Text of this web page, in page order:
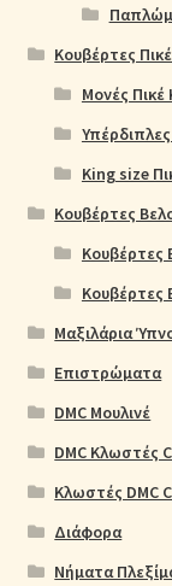
Κουβέρτες
Μονές Πικέ
King size
Κουβέρτες
Κουβέρτες
Κουβέρτες
Μαξιλάρια
Επιστρώματα
DMC Μουλινέ
DMC Κλωστές
Κλωστές DMC
Διάφορα
Νήματα